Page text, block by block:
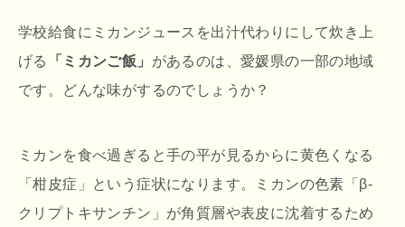
学校給食にミカンジュースを出汁代わりにして炊き上
げる
「ミカンご飯」 があるのは、愛媛県の一部の地域
です。どんな味がするのでしょうか？
ミカンを食べ過ぎると手の平が見るからに黄色くなる
「柑皮症」という症状になります。ミカンの色素「β-
クリプトキサンチン」が角質層や表皮に沈着するため